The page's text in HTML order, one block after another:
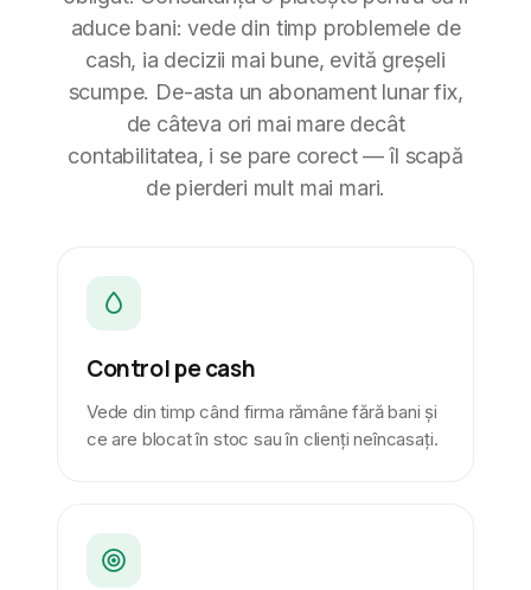
aduce bani: vede din timp problemele de
cash, ia decizii mai bune, evită greșeli
scumpe. De-asta un abonament lunar fix,
de câteva ori mai mare decât
contabilitatea, i se pare corect — îl scapă
de pierderi mult mai mari.
Control pe cash
Vede din timp când firma rămâne fără bani și
ce are blocat în stoc sau în clienți neîncasați.